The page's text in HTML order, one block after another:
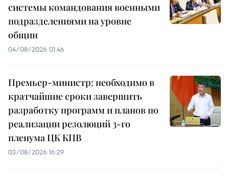
системы командования военными
подразделениями на уровне
общин
04/08/2026 01:46
Премьер-министр: необходимо в
кратчайшие сроки завершить
разработку программ и планов по
реализации резолюций 3-го
пленума ЦК КПВ
03/08/2026 16:29